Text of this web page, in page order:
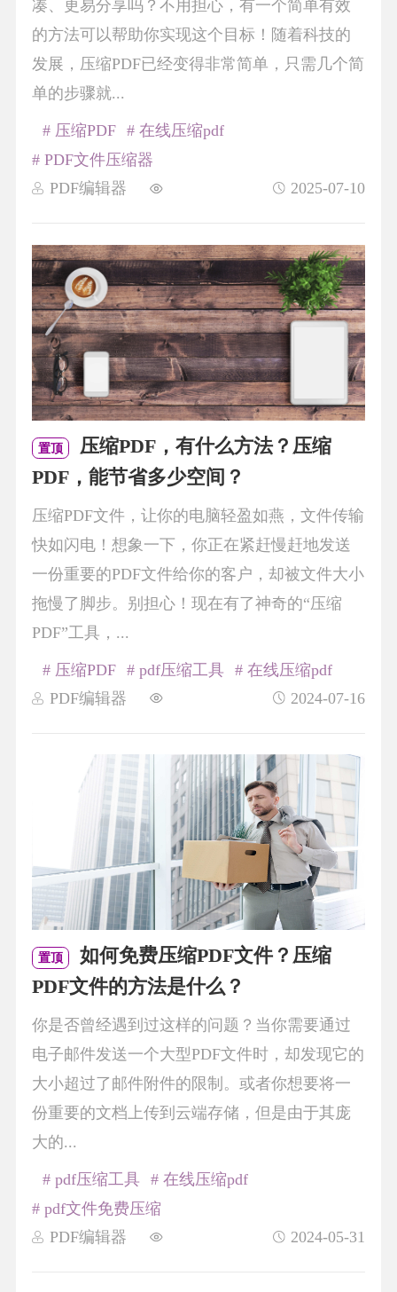
凑、更易分享吗？不用担心，有一个简单有效
的方法可以帮助你实现这个目标！随着科技的
发展，压缩PDF已经变得非常简单，只需几个简
单的步骤就...
PDF编辑器 2025-07-10
# 压缩PDF
# 在线压缩pdf
# PDF文件压缩器
置顶
压缩PDF，有什么方法？压缩
PDF，能节省多少空间？
压缩PDF文件，让你的电脑轻盈如燕，文件传输
快如闪电！想象一下，你正在紧赶慢赶地发送
一份重要的PDF文件给你的客户，却被文件大小
拖慢了脚步。别担心！现在有了神奇的“压缩
PDF”工具，...
PDF编辑器 2024-07-16
# 压缩PDF # pdf压缩工具 # 在线压缩pdf
置顶
如何免费压缩PDF文件？压缩
PDF文件的方法是什么？
你是否曾经遇到过这样的问题？当你需要通过
电子邮件发送一个大型PDF文件时，却发现它的
大小超过了邮件附件的限制。或者你想要将一
份重要的文档上传到云端存储，但是由于其庞
大的...
PDF编辑器 2024-05-31
# pdf压缩工具
# 在线压缩pdf
# pdf文件免费压缩